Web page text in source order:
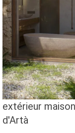
extérieur
d'Artà